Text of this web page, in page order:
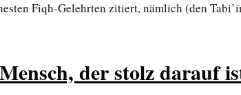
Fiqh-Gelehrten zitiert, nämlich (den
der stolz darauf